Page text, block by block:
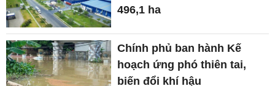
496,1 ha
Chính phủ ban hành Kế
hoạch ứng phó thiên tai,
biến đổi khí hậu